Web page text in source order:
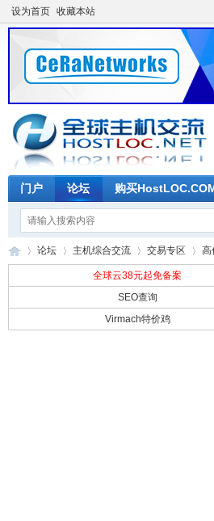
设为首页 收藏本站
门户 论坛 购买
论坛 主机综合交流
›
交易专区 高
全球云38元起免备案
SEO查询
Virmach特价鸡